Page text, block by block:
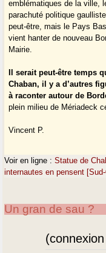
emblématiques de la ville,
parachuté politique
peut-être, mais le Pays
vient hanter de nouveau
Mairie.
Il serait peut-être temps
Chaban, il y a d’autres
à raconter autour de
plein milieu de Mériadeck
Vincent P.
Voir en ligne :Statue de
internautes en pensent
Un gran de sau ?